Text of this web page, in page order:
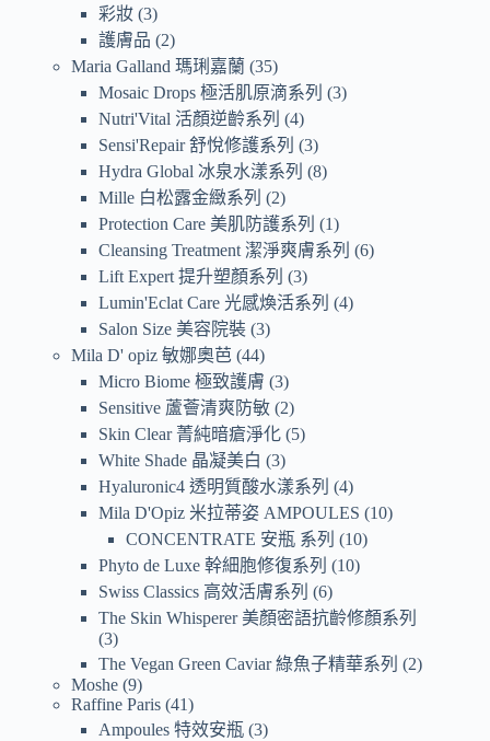
彩妝 3
護膚品
2
Maria Galland 瑪琍嘉蘭 35
Mosaic Drops 極活肌原滴系列
3
Nutri'Vital 活顏逆齡系列
4
Sensi'Repair 舒悅修護系列
3
Hydra Global 冰泉水漾系列
8
Mille 白松露金緻系列
2
Protection Care 美肌防護系列
1
Cleansing Treatment 潔淨爽膚系列
6
Lift Expert 提升塑顏系列
3
Lumin'Eclat Care 光感煥活系列
4
Salon Size 美容院裝 3
Mila D' opiz 敏娜奧芭 44
Micro Biome 極致護膚 3
Sensitive 蘆薈清爽防敏 2
Skin Clear 菁純暗瘡淨化 5
White Shade 晶凝美白
3
Hyaluronic4 透明質酸水漾系列
4
Mila D'Opiz 米拉蒂姿 AMPOULES
10
CONCENTRATE 安瓶 系列
10
Phyto de Luxe 幹細胞修復系列
10
Swiss Classics 高效活膚系列
6
The Skin Whisperer 美顏密語抗齡修顏系列
3
The Vegan Green Caviar 綠魚子精華系列
2
Moshe 9
Raffine Paris 41
Ampoules 特效安瓶 3